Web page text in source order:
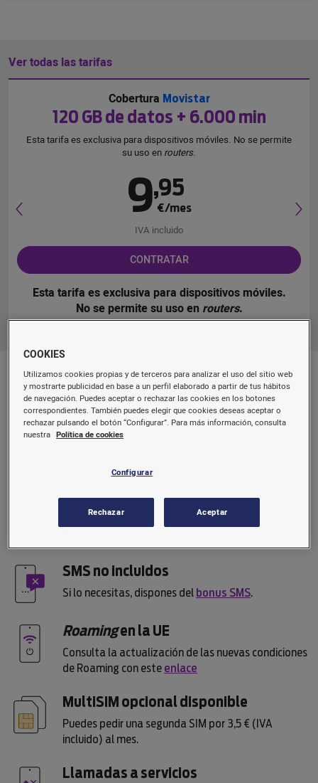
Ver todas las tarifas
Cobertura Movistar
120 GB de datos + 6.000 min
Esta tarifa es exclusiva para dispositivos móviles. No se permite
su uso en routers.
9,95
€/mes
IVA incluido
CONTRATAR
Esta tarifa es exclusiva para dispositivos móviles.
No se permite su uso en routers.
Línea móvil con
Cuando se te acaben los datos
bonos.
Navegación a velocidad 5G
SMS no incluidos
Si lo necesitas, dispones del bonus SMS.
Roamingen la UE
Consulta la actualización de las nuevas condiciones
de Roaming con este enlace
MultiSIM opcional disponible
Puedes pedir una segunda SIM por 3,5 € (IVA
incluido) al mes.
Llamadas a servicios
COOKIES
Utilizamos cookies propias y de terceros para analizar el uso del sitio web
y mostrarte publicidad en base a un perfil elaborado a partir de tus hábitos
de navegación. Puedes aceptar o rechazar las cookies en los botones
correspondientes. También puedes elegir que cookies deseas aceptar o
rechazar pulsando el botón “Configurar”. Para más información, consulta
nuestra Política de cookies
Configurar
Rechazar Aceptar